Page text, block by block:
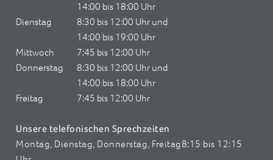
14:00 bis 18:00 Uhr
Dienstag
8:30 bis 12:00 Uhr und
14:00 bis 19:00 Uhr
Mittwoch
7:45 bis 12:00 Uhr
Donnerstag
8:30 bis 12:00 Uhr und
14:00 bis 18:00 Uhr
Freitag
7:45 bis 12:00 Uhr
Unsere telefonischen Sprechzeiten
Montag, Dienstag, Donnerstag, Freitag8:15 bis 12:15